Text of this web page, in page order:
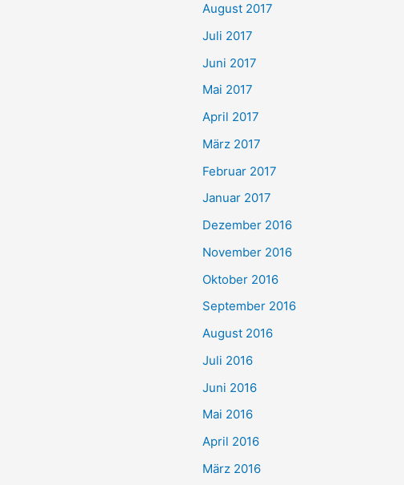
August 2017
Juli 2017
Juni 2017
Mai 2017
April 2017
März 2017
Februar 2017
Januar 2017
Dezember 2016
November 2016
Oktober 2016
September 2016
August 2016
Juli 2016
Juni 2016
Mai 2016
April 2016
März 2016